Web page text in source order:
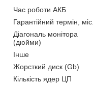
Час роботи АКБ
Гарантійний термін, міс.
Діагональ монітора
(дюйми)
Інше
Жорсткий диск (Gb)
Кількість ядер ЦП